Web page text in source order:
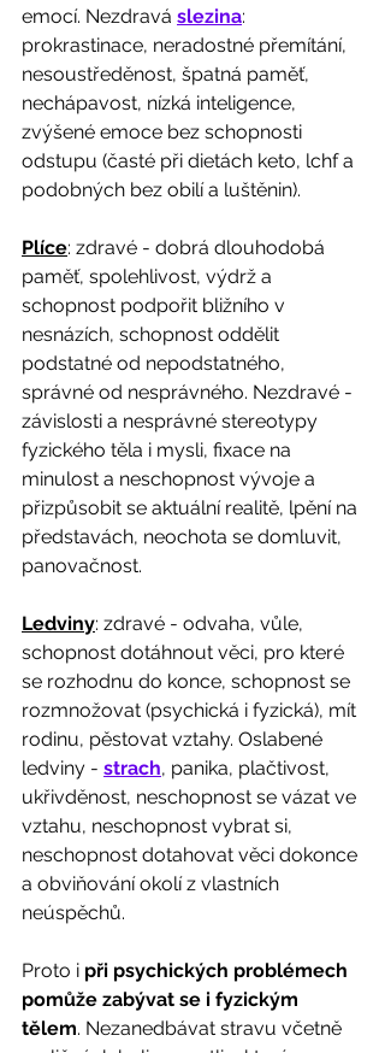
emocí. Nezdravá slezina:
prokrastinace, neradostné přemítání,
nesoustředěnost, špatná paměť,
nechápavost, nízká inteligence,
zvýšené emoce bez schopnosti
odstupu (časté při dietách keto, lchf a
podobných bez obilí a luštěnin).
Plíce: zdravé - dobrá dlouhodobá
paměť, spolehlivost, výdrž a
schopnost podpořit bližního v
nesnázích, schopnost oddělit
podstatné od nepodstatného,
správné od nesprávného. Nezdravé -
závislosti a nesprávné stereotypy
fyzického těla i mysli, fixace na
minulost a neschopnost vývoje a
přizpůsobit se aktuální realitě, lpění na
představách, neochota se domluvit,
panovačnost.
Ledviny: zdravé - odvaha, vůle,
schopnost dotáhnout věci, pro které
se rozhodnu do konce, schopnost se
rozmnožovat (psychická i fyzická), mít
rodinu, pěstovat vztahy. Oslabené
ledviny - strach, panika, plačtivost,
ukřivděnost, neschopnost se vázat ve
vztahu, neschopnost vybrat si,
neschopnost dotahovat věci dokonce
a obviňování okolí z vlastních
neúspěchů.
Proto i při psychických problémech
pomůže zabývat se i fyzickým
tělem. Nezanedbávat stravu včetně